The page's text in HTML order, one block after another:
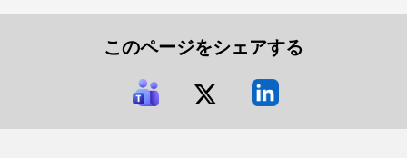
このページをシェアする